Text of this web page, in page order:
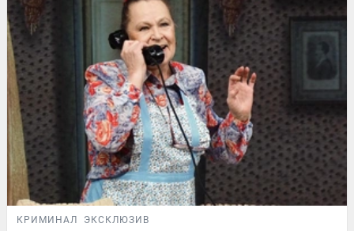
КРИМИНАЛ ЭКСКЛЮЗИВ